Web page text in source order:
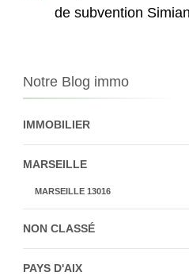
de subvention
Notre Blog immo
IMMOBILIER
MARSEILLE
MARSEILLE 13016
NON CLASSÉ
PAYS D'AIX